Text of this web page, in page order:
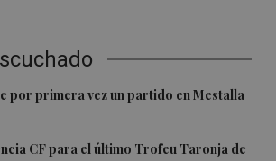
por primera vez un partido en Mestalla
CF para el último Trofeu Taronja de